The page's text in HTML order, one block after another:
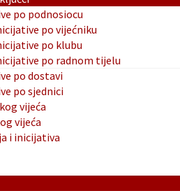
po podnosiocu
po vijećniku
po klubu
po radnom tijelu
po dostavi
po sjednici
vijeća
vijeća
i inicijativa